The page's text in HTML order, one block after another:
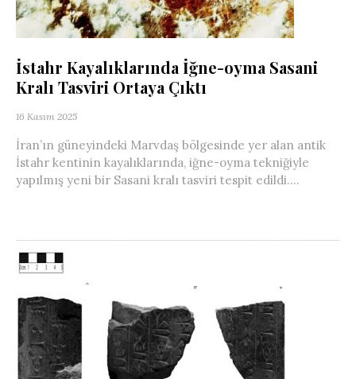
İstahr Kayalıklarında İğne-oyma Sasani
Kralı Tasviri Ortaya Çıktı
16 Kasım 2025
İran’ın güneyindeki Marvdaş bölgesinde yer alan antik
İstahr kentinin kayalıklarında, iğne-oyma tekniğiyle
yapılmış yeni bir Sasani kralı tasviri tespit edildi....